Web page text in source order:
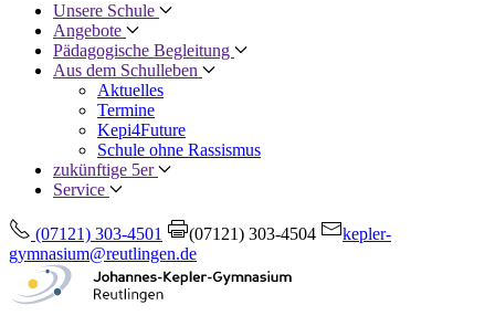
Unsere Schule
Angebote
Pädagogische Begleitung
Aus dem Schulleben
Aktuelles
Termine
Kepi4Future
Schule ohne Rassismus
zukünftige 5er
Service
(07121) 303-4501 (07121) 303-4504
kepler-
gymnasium@reutlingen.de